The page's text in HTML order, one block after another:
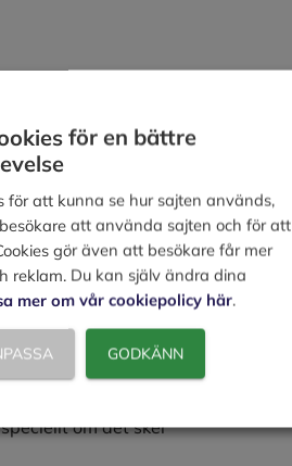
pengarnas olagliga
användas för
Däremot kan
som är lagligt
som brottslingen
av terrorism är
om det sker
för en bättre
för att kunna se hur sajten används,
att använda sajten och för att
gör även att besökare får mer
reklam. Du kan själv ändra dina
mer om vår cookiepolicy här.
GODKÄNN